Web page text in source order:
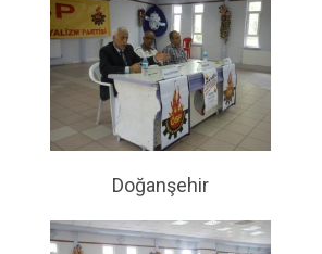
Doğanşehir